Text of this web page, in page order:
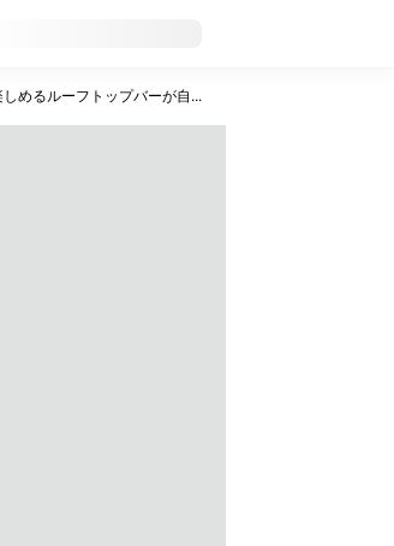
絶景を楽しめるルーフトップバーが自慢の豪華5つ星ホテルにステイ！ベッド2台確約